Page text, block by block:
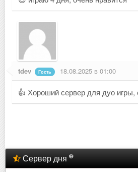
tdev Гость 18.08.2025 в 01:00
👍 Хороший сервер для дуо игры,
Сервер дня